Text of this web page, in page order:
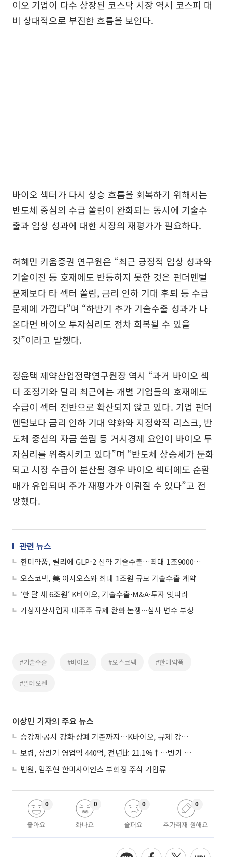
이오 기업이 다수 상장된 코스닥 시장 역시 코스피 대
비 상대적으로 부진한 흐름을 보인다.
바이오 섹터가 다시 상승 흐름을 회복하기 위해서는
반도체 중심의 수급 쏠림이 완화되는 동시에 기술수
출과 임상 성과에 대한 시장의 재평가가 필요하다.
허혜민 키움증권 연구원은 “최근 긍정적 임상 성과와
기술이전 등 호재에도 반등하지 못한 것은 펀더멘털
문제보다 타 섹터 쏠림, 금리 인하 기대 후퇴 등 수급
문제에 가깝다”며 “하반기 추가 기술수출 성과가 나
온다면 바이오 투자심리도 점차 회복될 수 있을
것”이라고 말했다.
정윤택 제약산업전략연구원장 역시 “과거 바이오 섹
터 조정기와 달리 최근에는 개별 기업들의 호재에도
수급이 섹터 전반으로 확산되지 않고 있다. 기업 펀더
멘털보다 금리 인하 기대 약화와 지정학적 리스크, 반
도체 중심의 자금 쏠림 등 거시경제 요인이 바이오 투
자심리를 위축시키고 있다”며 “반도체 상승세가 둔화
되고 시장 수급이 분산될 경우 바이오 섹터에도 순환
매가 유입되며 주가 재평가가 이뤄질 수 있다”고 전
망했다.
관련 뉴스
한미약품, 릴리에 GLP-2 신약 기술수출…최대 1조9000억원 규모
오스코텍, 美 아지오스와 최대 1조원 규모 기술수출 계약
‘한 달 새 6조원’ K바이오, 기술수출·M&A·투자 잇따라
가상자산사업자 대주주 규제 완화 논쟁∙∙∙심사 변수 부상
#기술수출 #바이오 #오스코텍 #한미약품
#알테오젠
이상민 기자의 주요 뉴스
승강제·공시 강화·상폐 기준까지…K바이오, 규제 강화에 ‘삼중고’
보령, 상반기 영업익 440억, 전년比 21.1%↑…반기 역대 최대
법원, 임주현 한미사이언스 부회장 주식 가압류
좋아요
0
화나요
0
슬퍼요
0
추가취재 원해요
0